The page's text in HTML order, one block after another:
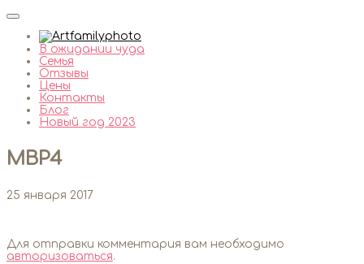
В ожидании чуда
Семья
Отзывы
Цены
Контакты
Блог
Новый год 2023
MBP4
25 января 2017
Для отправки комментария вам необходимо
авторизоваться.